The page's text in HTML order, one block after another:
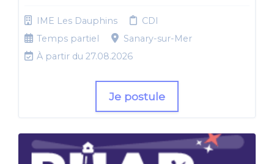
IME Les Dauphins
CDI
Temps partiel
Sanary-sur-Mer
À partir du 27.08.2026
Je postule